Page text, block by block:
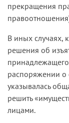
прекращения
В иных случаях,
решения об
принадлежащего
распоряжении о
указывалась
решить
лицами.